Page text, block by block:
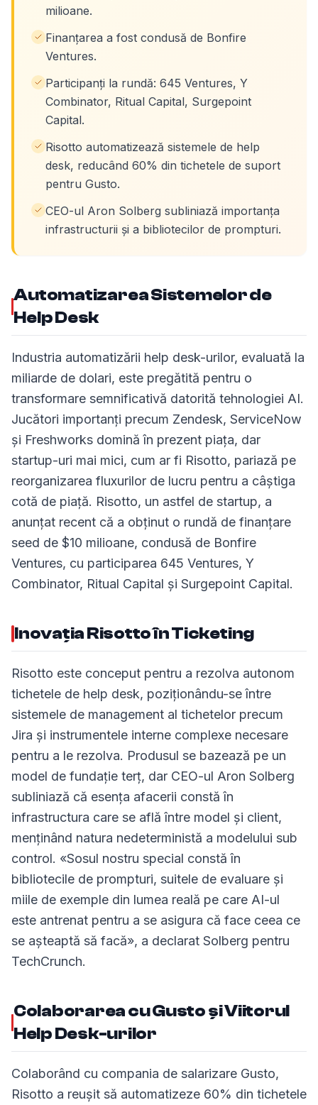
milioane.
Finanțarea a fost condusă de Bonfire
Ventures.
Participanți la rundă: 645 Ventures, Y
Combinator, Ritual Capital, Surgepoint
Capital.
Risotto automatizează sistemele de help
desk, reducând 60% din tichetele de suport
pentru Gusto.
CEO-ul Aron Solberg subliniază importanța
infrastructurii și a bibliotecilor de prompturi.
Automatizarea Sistemelor de
Help Desk
Industria automatizării help desk-urilor, evaluată la
miliarde de dolari, este pregătită pentru o
transformare semnificativă datorită tehnologiei AI.
Jucători importanți precum Zendesk, ServiceNow
și Freshworks domină în prezent piața, dar
startup-uri mai mici, cum ar fi Risotto, pariază pe
reorganizarea fluxurilor de lucru pentru a câștiga
cotă de piață. Risotto, un astfel de startup, a
anunțat recent că a obținut o rundă de finanțare
seed de $10 milioane, condusă de Bonfire
Ventures, cu participarea 645 Ventures, Y
Combinator, Ritual Capital și Surgepoint Capital.
Inovația Risotto în Ticketing
Risotto este conceput pentru a rezolva autonom
tichetele de help desk, poziționându-se între
sistemele de management al tichetelor precum
Jira și instrumentele interne complexe necesare
pentru a le rezolva. Produsul se bazează pe un
model de fundație terț, dar CEO-ul Aron Solberg
subliniază că esența afacerii constă în
infrastructura care se află între model și client,
menținând natura nedeterministă a modelului sub
control. «Sosul nostru special constă în
bibliotecile de prompturi, suitele de evaluare și
miile de exemple din lumea reală pe care AI-ul
este antrenat pentru a se asigura că face ceea ce
se așteaptă să facă», a declarat Solberg pentru
TechCrunch.
Colaborarea cu Gusto și Viitorul
Help Desk-urilor
Colaborând cu compania de salarizare Gusto,
Risotto a reușit să automatizeze 60% din tichetele